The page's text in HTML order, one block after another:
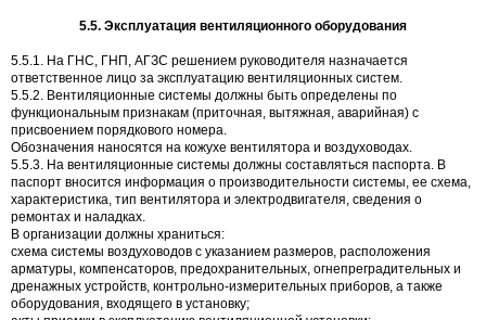
5.5. Эксплуатация вентиляционного оборудования
5.5.1. На ГНС, ГНП, АГЗС решением руководителя назначается
ответственное лицо за эксплуатацию вентиляционных систем.
5.5.2. Вентиляционные системы должны быть определены по
функциональным признакам (приточная, вытяжная, аварийная) с
присвоением порядкового номера.
Обозначения наносятся на кожухе вентилятора и воздуховодах.
5.5.3. На вентиляционные системы должны составляться паспорта. В
паспорт вносится информация о производительности системы, ее схема,
характеристика, тип вентилятора и электродвигателя, сведения о
ремонтах и наладках.
В организации должны храниться:
схема системы воздуховодов с указанием размеров, расположения
арматуры, компенсаторов, предохранительных, огнепреградительных и
дренажных устройств, контрольно-измерительных приборов, а также
оборудования, входящего в установку;